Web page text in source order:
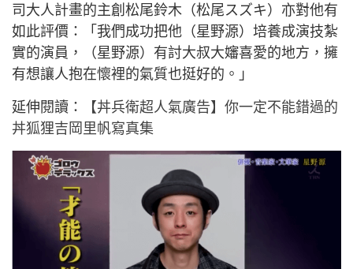
司大人計畫的主創松尾鈴木（松尾スズキ）亦對他有
如此評價：「我們成功把他（星野源）培養成演技紮
實的演員，（星野源）有討大叔大嬸喜愛的地方，擁
有想讓人抱在懷裡的氣質也挺好的。」
延伸閱讀：
【丼兵衛超人氣廣告】你一定不能錯過的
丼狐狸吉岡里帆寫真集